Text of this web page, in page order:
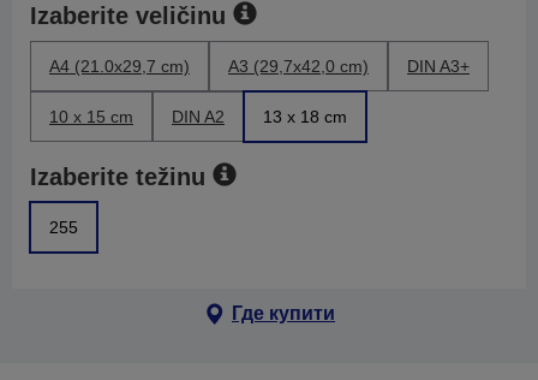
Izaberite veličinu
A4 (21.0x29,7 cm) A3 (29,7x42,0 cm) DIN A3+
10 x 15 cm DIN A2 13 x 18 cm
Izaberite težinu
255
Где купити